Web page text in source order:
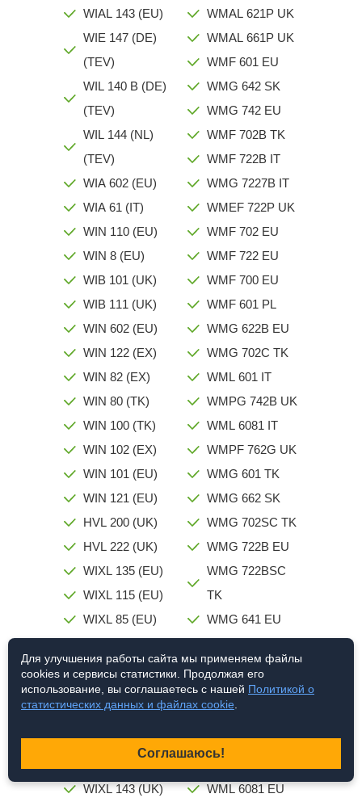
WIAL 143 (EU)
WIE 147 (DE)
(TEV)
WIL 140 B (DE)
(TEV)
WIL 144 (NL)
(TEV)
WIA 602 (EU)
WIA 61 (IT)
WIN 110 (EU)
WIN 8 (EU)
WIB 101 (UK)
WIB 111 (UK)
WIN 602 (EU)
WIN 122 (EX)
WIN 82 (EX)
WIN 80 (TK)
WIN 100 (TK)
WIN 102 (EX)
WIN 101 (EU)
WIN 121 (EU)
HVL 200 (UK)
HVL 222 (UK)
WIXL 135 (EU)
WIXL 115 (EU)
WIXL 85 (EU)
HVL 211 (UK)
WIL 12 (FR) /1
(TEV)
WIXL 143 (UK)
WMAL 621P UK
WMAL 661P UK
WMF 601 EU
WMG 642 SK
WMG 742 EU
WMF 702B TK
WMF 722B IT
WMG 7227B IT
WMEF 722P UK
WMF 702 EU
WMF 722 EU
WMF 700 EU
WMF 601 PL
WMG 622B EU
WMG 702C TK
WML 601 IT
WMPG 742B UK
WML 6081 IT
WMPF 762G UK
WMG 601 TK
WMG 662 SK
WMG 702SC TK
WMG 722B EU
WMG 722BSC
TK
WMG 641 EU
WML 6081 TK
WMPF 742G UK
WMG 722S EU
WML 6081 EU
Для улучшения работы сайта мы применяем файлы
cookies и сервисы статистики. Продолжая его
использование, вы соглашаетесь с нашей Политикой о
статистических данных и файлах cookie
Соглашаюсь!